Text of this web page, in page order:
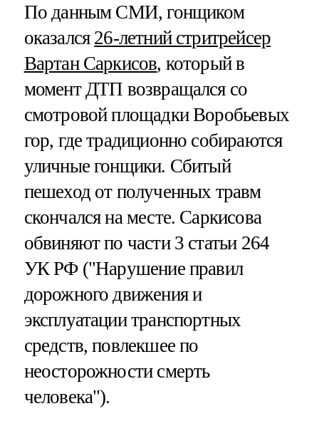
По данным СМИ, гонщиком
оказался 26-летний стритрейсер
Вартан Саркисов, который в
момент ДТП возвращался со
смотровой площадки Воробьевых
гор, где традиционно собираются
уличные гонщики. Сбитый
пешеход от полученных травм
скончался на месте. Саркисова
обвиняют по части 3 статьи 264
УК РФ ("Нарушение правил
дорожного движения и
эксплуатации транспортных
средств, повлекшее по
неосторожности смерть
человека").